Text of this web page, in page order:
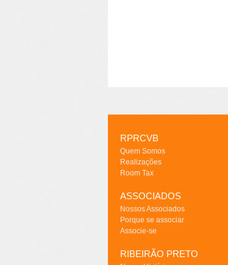
RPRCVB
Quem Somos
Realizações
Room Tax
ASSOCIADOS
Nossos Associados
Porque se associar
Associe-se
RIBEIRÃO PRETO